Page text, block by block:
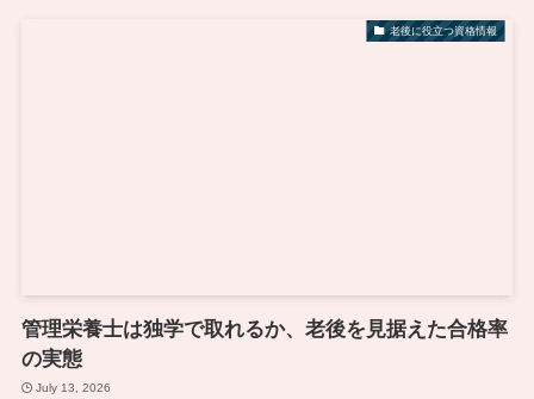
老後に役立つ資格情報
管理栄養士は独学で取れるか、老後を見据えた合格率
の実態
July 13, 2026